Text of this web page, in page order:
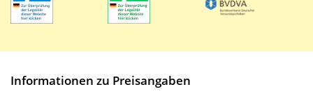
Informationen zu Preisangaben